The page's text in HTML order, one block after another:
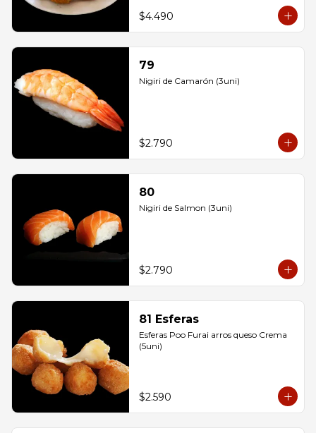
$4.490
79
Nigiri de Camarón (3uni)
$2.790
80
Nigiri de Salmon (3uni)
$2.790
81 Esferas
Esferas Poo Furai arros queso Crema
(5uni)
$2.590